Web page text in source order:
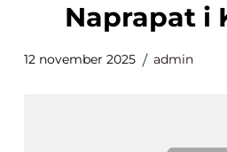
Naprapat
12 november 2025 admin